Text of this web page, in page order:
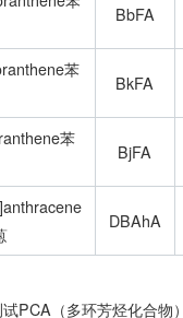
BbFA
苯
BkFA
苯
BjFA
DBAhA
PCA（多环芳烃化合物